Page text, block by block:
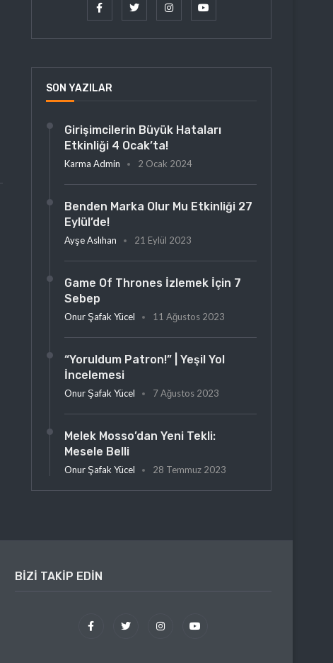
SON YAZILAR
Girişimcilerin Büyük Hataları
Etkinliği 4 Ocak’ta!
Karma Admin 2 Ocak 2024
Benden Marka Olur Mu Etkinliği 27
Eylül’de!
Ayşe Aslıhan 21 Eylül 2023
Game Of Thrones İzlemek İçin 7
Sebep
Onur Şafak Yücel 11 Ağustos 2023
“Yoruldum Patron!” | Yeşil Yol
İncelemesi
Onur Şafak Yücel 7 Ağustos 2023
Melek Mosso’dan Yeni Tekli:
Mesele Belli
Onur Şafak Yücel 28 Temmuz 2023
BIZI TAKIP EDIN